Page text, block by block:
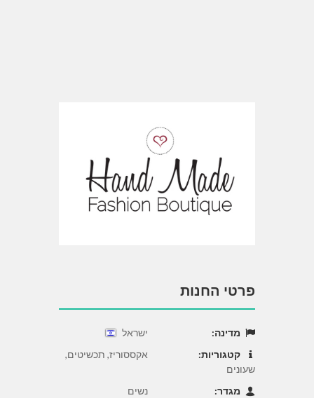
פרטי החנות
מדינה:
ישראל
קטגוריות:
אקססוריז, תכשיטים,
שעונים
מגדר:
נשים